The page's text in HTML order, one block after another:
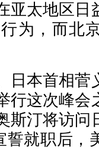
亚太地区日
为，而北
日本首相菅
行这次峰会
斯汀将访问
誓就职后，